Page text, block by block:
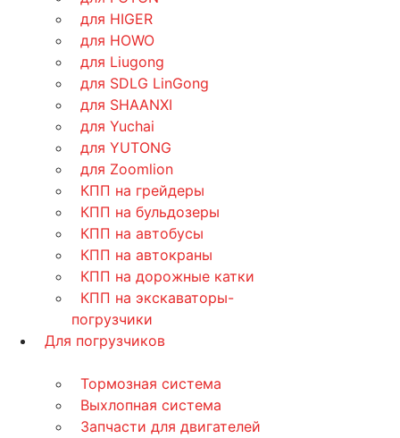
для HIGER
для HOWO
для Liugong
для SDLG LinGong
для SHAANXI
для Yuchai
для YUTONG
для Zoomlion
КПП на грейдеры
КПП на бульдозеры
КПП на автобусы
КПП на автокраны
КПП на дорожные катки
КПП на экскаваторы-
погрузчики
Для погрузчиков
Тормозная система
Выхлопная система
Запчасти для двигателей